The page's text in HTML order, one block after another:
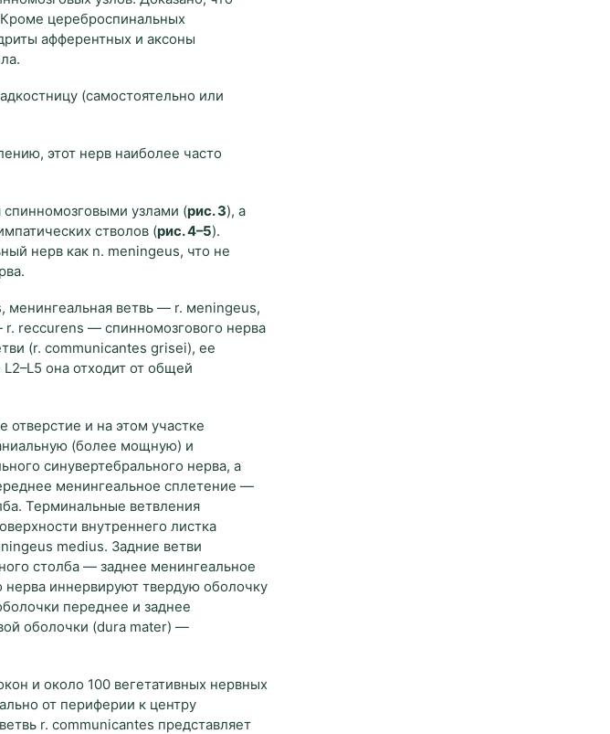
цереброспинальных
афферентных и аксоны
(самостоятельно или
этот нерв наиболее часто
спинномозговыми узлами (рис. 3), а
стволов (рис. 4–5).
нерв как n. meningeus, что не
ветвь — r. мeningeus,
reccurens — спинномозгового нерва
(r. communicantes grisei), ее
она отходит от общей
и на этом участке
(более мощную) и
синувертебрального нерва, а
менингеальное сплетение —
Терминальные ветвления
внутреннего листка
medius. Задние ветви
столба — заднее менингеальное
иннервируют твердую оболочку
переднее и заднее
оболочки (dura mater) —
и около 100 вегетативных нервных
от периферии к центру
r. сommunicantes представляет